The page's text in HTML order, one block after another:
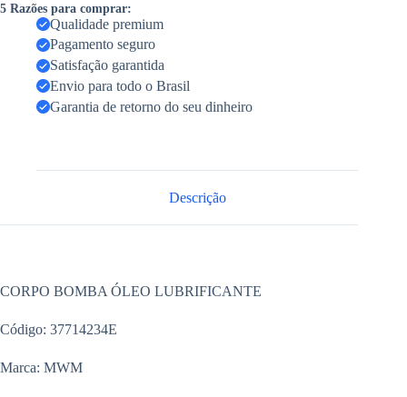
5 Razões para comprar:
Qualidade premium
Pagamento seguro
Satisfação garantida
Envio para todo o Brasil
Garantia de retorno do seu dinheiro
Descrição
CORPO BOMBA ÓLEO LUBRIFICANTE
Código: 37714234E
Marca: MWM